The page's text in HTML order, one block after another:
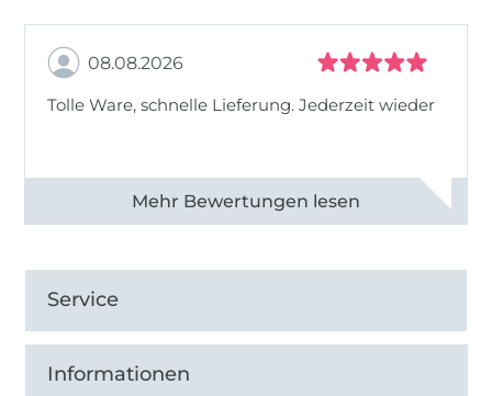
08.08.2026
Tolle Ware, schnelle Lieferung. Jederzeit wieder
Alle 83013 Bewertungen ansehen
Service
Informationen